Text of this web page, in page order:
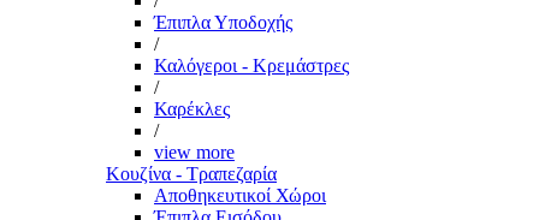
Έπιπλα Υποδοχής
/
Καλόγεροι - Κρεμάστρες
/
Καρέκλες
/
view more
Κουζίνα - Τραπεζαρία
Αποθηκευτικοί Χώροι